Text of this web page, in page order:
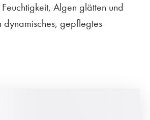
Algen glätten und
dynamisches, gepflegtes